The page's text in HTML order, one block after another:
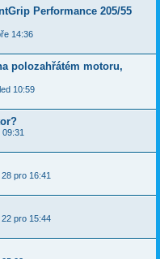
Performance 205/55
14:36
polozahřátém motoru,
10:59
pro 16:41
22 pro 15:44